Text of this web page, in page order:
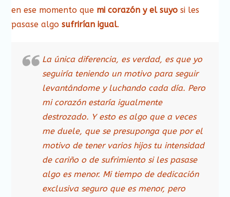
en ese momento que mi corazón y el suyo si les
pasase algo sufrirían igual.
La única diferencia, es verdad, es que yo
seguiría teniendo un motivo para seguir
levantándome y luchando cada día. Pero
mi corazón estaría igualmente
destrozado. Y esto es algo que a veces
me duele, que se presuponga que por el
motivo de tener varios hijos tu intensidad
de cariño o de sufrimiento si les pasase
algo es menor. Mi tiempo de dedicación
exclusiva seguro que es menor, pero